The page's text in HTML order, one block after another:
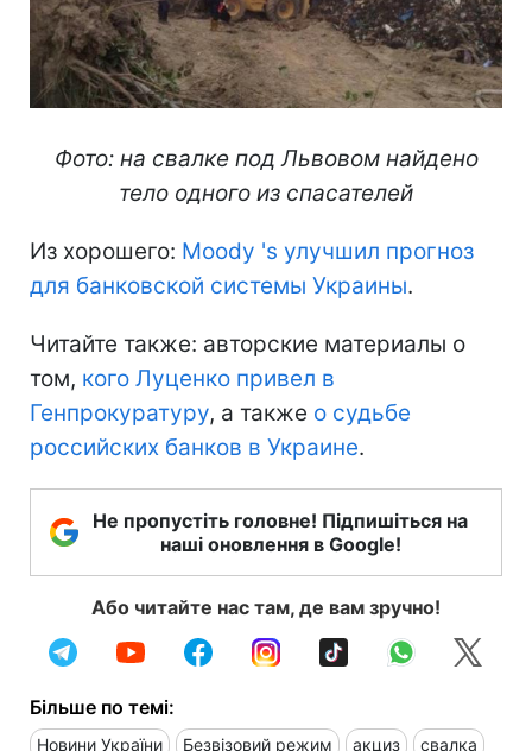
Фото: на свалке под Львовом найдено
тело одного из спасателей
Из хорошего: Moody 's улучшил прогноз
для банковской системы Украины.
Читайте также: авторские материалы о
том, кого Луценко привел в
Генпрокуратуру, а также о судьбе
российских банков в Украине.
Не пропустіть головне! Підпишіться на
наші оновлення в Google!
Або читайте нас там, де вам зручно!
Більше по темі:
Новини України Безвізовий режим акциз свалка